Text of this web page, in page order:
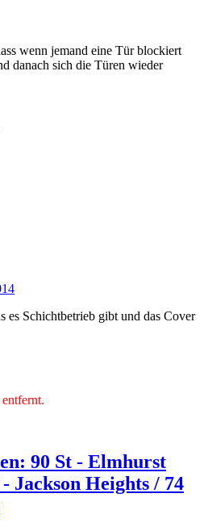
wenn jemand eine Tür blockiert
danach sich die Türen wieder
es Schichtbetrieb gibt und das Cover
90 St - Elmhurst
Jackson Heights / 74